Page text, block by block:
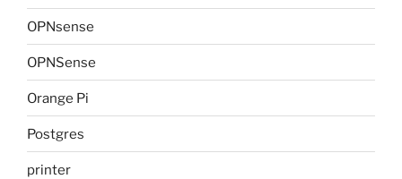
OPNsense
OPNSense
Orange Pi
Postgres
printer